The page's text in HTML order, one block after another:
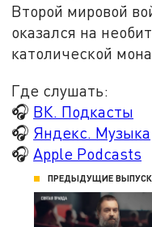
Второй мировой
оказался на
католической
Где слушать:
🎧 ВК. Подкасты
🎧 Яндекс. Музыка
🎧 Apple Podcasts
ПРЕДЫДУЩИЕ